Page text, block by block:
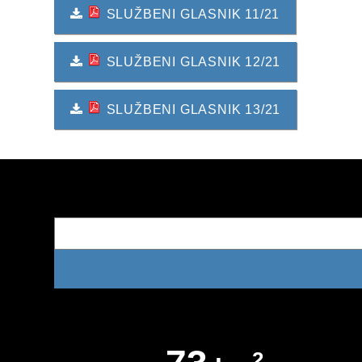
SLUŽBENI GLASNIK 11/21
SLUŽBENI GLASNIK 12/21
SLUŽBENI GLASNIK 13/21